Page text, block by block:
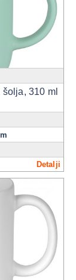
310 ml
Detalji